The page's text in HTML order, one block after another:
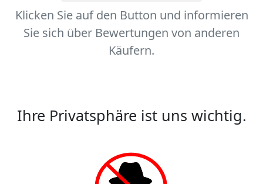
Klicken Sie auf den Button und informieren
Sie sich über Bewertungen von anderen
Käufern.
Ihre Privatsphäre ist uns wichtig.